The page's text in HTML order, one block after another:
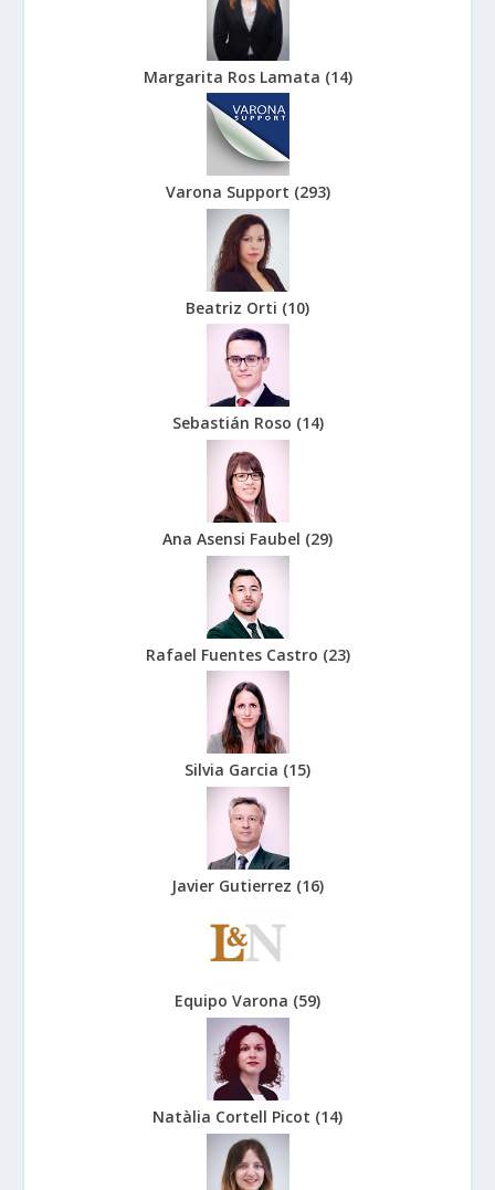
Margarita Ros Lamata (14)
Varona Support (293)
Beatriz Orti (10)
Sebastián Roso (14)
Ana Asensi Faubel (29)
Rafael Fuentes Castro (23)
Silvia Garcia (15)
Javier Gutierrez (16)
Equipo Varona (59)
Natàlia Cortell Picot (14)